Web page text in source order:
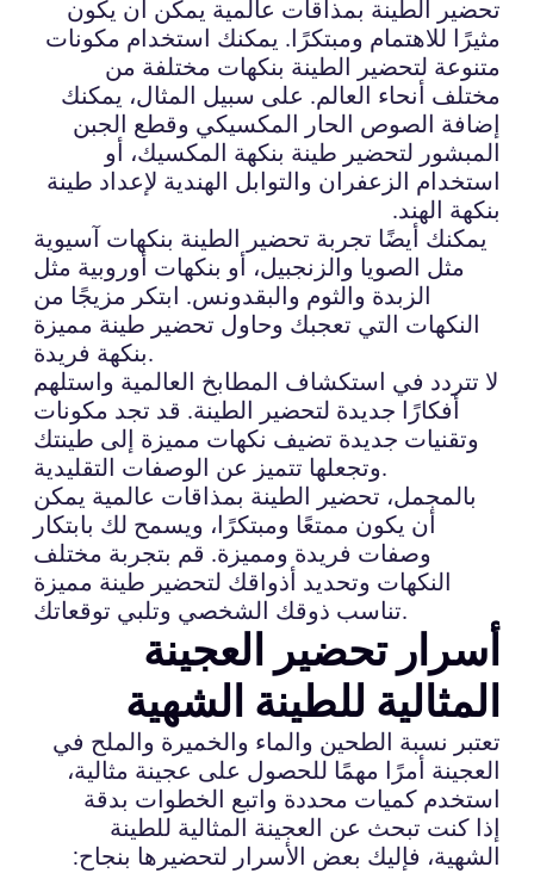
تحضير الطينة بمذاقات عالمية يمكن أن يكون
مثيرًا للاهتمام ومبتكرًا. يمكنك استخدام مكونات
متنوعة لتحضير الطينة بنكهات مختلفة من
مختلف أنحاء العالم. على سبيل المثال، يمكنك
إضافة الصوص الحار المكسيكي وقطع الجبن
المبشور لتحضير طينة بنكهة المكسيك، أو
استخدام الزعفران والتوابل الهندية لإعداد طينة
بنكهة الهند.
يمكنك أيضًا تجربة تحضير الطينة بنكهات آسيوية
مثل الصويا والزنجبيل، أو بنكهات أوروبية مثل
الزبدة والثوم والبقدونس. ابتكر مزيجًا من
النكهات التي تعجبك وحاول تحضير طينة مميزة
بنكهة فريدة.
لا تتردد في استكشاف المطابخ العالمية واستلهم
أفكارًا جديدة لتحضير الطينة. قد تجد مكونات
وتقنيات جديدة تضيف نكهات مميزة إلى طينتك
وتجعلها تتميز عن الوصفات التقليدية.
بالمجمل، تحضير الطينة بمذاقات عالمية يمكن
أن يكون ممتعًا ومبتكرًا، ويسمح لك بابتكار
وصفات فريدة ومميزة. قم بتجربة مختلف
النكهات وتحديد أذواقك لتحضير طينة مميزة
تناسب ذوقك الشخصي وتلبي توقعاتك.
أسرار تحضير العجينة
المثالية للطينة الشهية
تعتبر نسبة الطحين والماء والخميرة والملح في
العجينة أمرًا مهمًا للحصول على عجينة مثالية،
استخدم كميات محددة واتبع الخطوات بدقة
إذا كنت تبحث عن العجينة المثالية للطينة
الشهية، فإليك بعض الأسرار لتحضيرها بنجاح: